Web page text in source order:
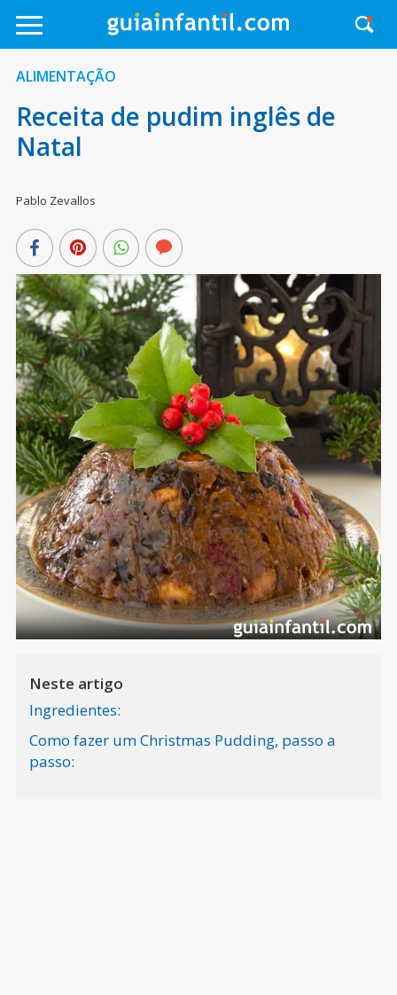
ALIMENTAÇÃO
Receita de pudim inglês de
Natal
Pablo Zevallos
Neste artigo
Ingredientes:
Como fazer um Christmas Pudding, passo a
passo: